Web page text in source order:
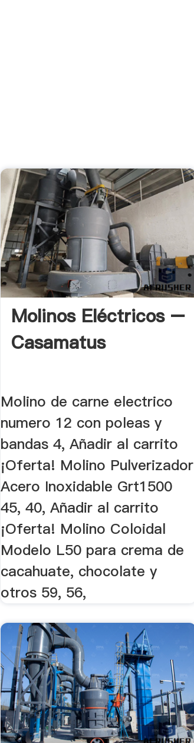
Molinos Eléctricos –
Casamatus
Molino de carne electrico
numero 12 con poleas y
bandas 4, Añadir al carrito
¡Oferta! Molino Pulverizador
Acero Inoxidable Grt1500
45, 40, Añadir al carrito
¡Oferta! Molino Coloidal
Modelo L50 para crema de
cacahuate, chocolate y
otros 59, 56,